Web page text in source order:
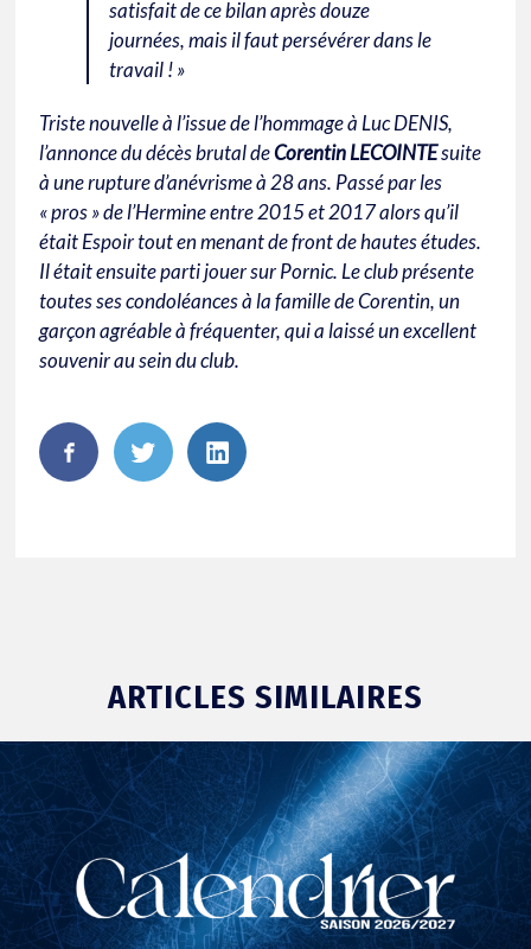
satisfait de ce bilan après douze
journées, mais il faut persévérer dans le
travail ! »
Triste nouvelle à l’issue de l’hommage à Luc DENIS,
l’annonce du décès brutal deCorentin LECOINTEsuite
à une rupture d’anévrisme à 28 ans. Passé par les
« pros » de l’Hermine entre 2015 et 2017 alors qu’il
était Espoir tout en menant de front de hautes études.
Il était ensuite parti jouer sur Pornic. Le club présente
toutes ses condoléances à la famille de Corentin, un
garçon agréable à fréquenter, qui a laissé un excellent
souvenir au sein du club.
FaceBookTwitterLinkedIn
ARTICLES SIMILAIRES